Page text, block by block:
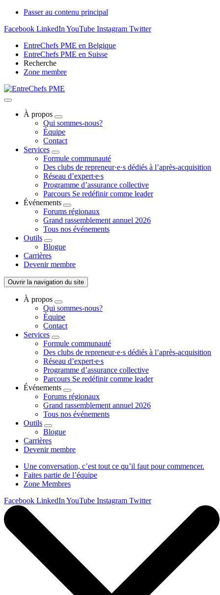
Passer au contenu principal
Facebook LinkedIn YouTube Instagram Twitter
EntreChefs PME en Belgique
EntreChefs PME en Suisse
Recherche
Zone membre
À propos
Qui sommes-nous?
Équipe
Contact
Services
Formule communauté
Des clubs de repreneur·e·s dédiés à l’après-acquisition
Réseau d’expert∙e∙s
Programme d’assurance collective
Parcours Se redéfinir comme leader
Événements
Forums régionaux
Grand rassemblement annuel 2026
Tous nos événements
Outils
Blogue
Carrières
Devenir membre
Ouvrir la navigation du site
À propos
Qui sommes-nous?
Équipe
Contact
Services
Formule communauté
Des clubs de repreneur·e·s dédiés à l’après-acquisition
Réseau d’expert∙e∙s
Programme d’assurance collective
Parcours Se redéfinir comme leader
Événements
Forums régionaux
Grand rassemblement annuel 2026
Tous nos événements
Outils
Blogue
Carrières
Devenir membre
Une conversation, c’est tout ce qu’il faut pour commencer.
Faites partie de l’équipe
Zone Membres
Facebook LinkedIn YouTube Instagram Twitter